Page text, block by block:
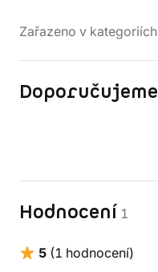
Zařazeno v kategoriích
Doporučujeme
Hodnocení 1
5 (1 hodnocení)